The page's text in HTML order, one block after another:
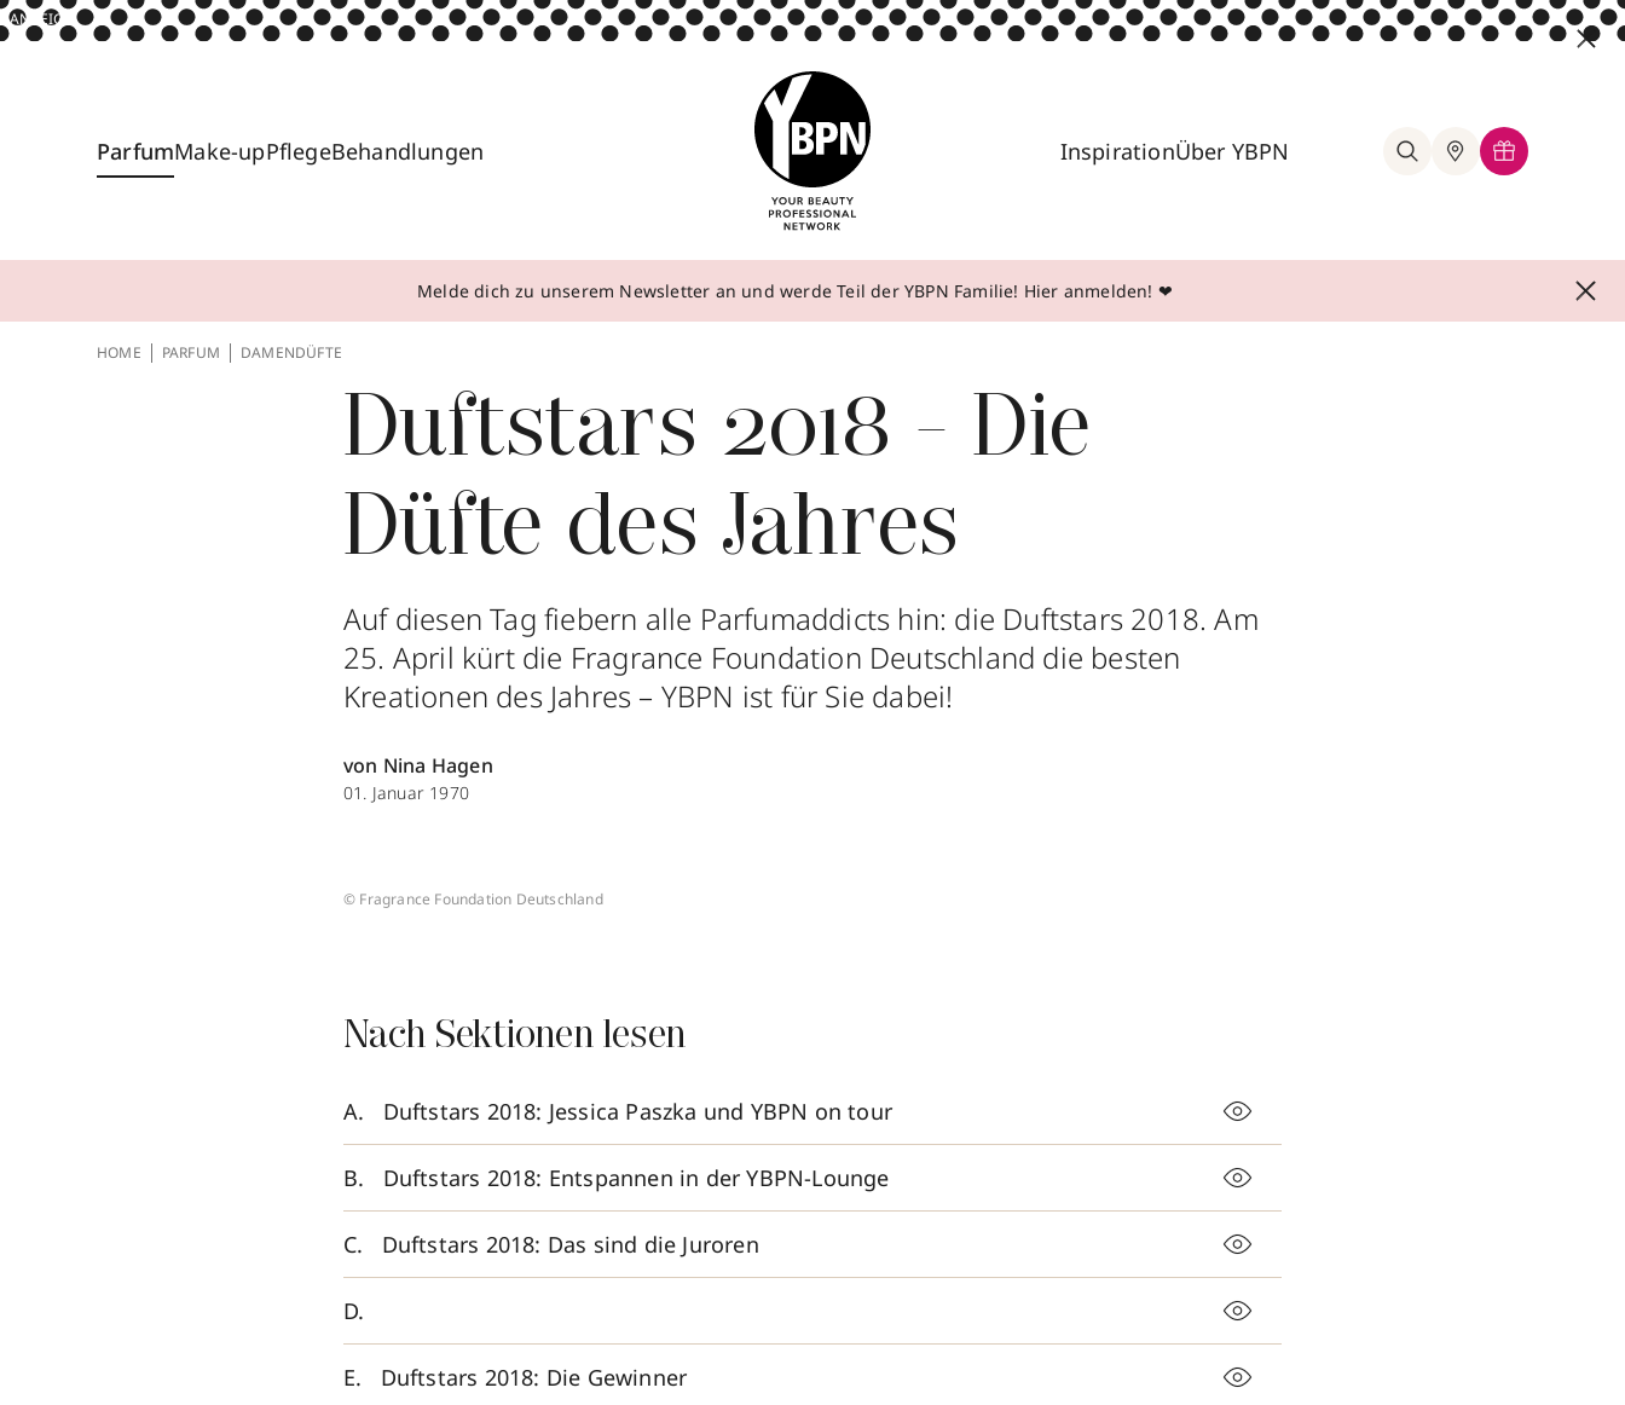
ANZEIGE
ParfumMake-upPflegeBehandlungen InspirationÜber YBPN
Melde dich zu unserem Newsletter an und werde Teil der YBPN Familie! Hier anmelden! ❤
HOME PARFUM DAMENDÜFTE
Duftstars 2018 - Die
Düfte des Jahres
Auf diesen Tag fiebern alle Parfumaddicts hin: die Duftstars 2018. Am
25. April kürt die Fragrance Foundation Deutschland die besten
Kreationen des Jahres – YBPN ist für Sie dabei!
von Nina Hagen
01. Januar 1970
© Fragrance Foundation Deutschland
Nach Sektionen lesen
Duftstars 2018: Jessica Paszka und YBPN on tour
Duftstars 2018: Entspannen in der YBPN-Lounge
Duftstars 2018: Das sind die Juroren
Duftstars 2018: Die Gewinner